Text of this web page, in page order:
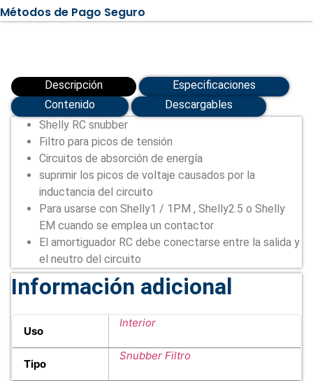
,
Shelly2.5
cantidad
Métodos de Pago Seguro
Descripción
Especificaciones
Contenido
Descargables
Shelly RC snubber
Filtro para picos de tensión
Circuitos de absorción de energía
suprimir los picos de voltaje causados ​​por la
inductancia del circuito
Para usarse con Shelly1 / 1PM , Shelly2.5 o Shelly
EM cuando se emplea un contactor
El amortiguador RC debe conectarse entre la salida y
el neutro del circuito
Información adicional
Uso
Interior
Tipo
Snubber Filtro